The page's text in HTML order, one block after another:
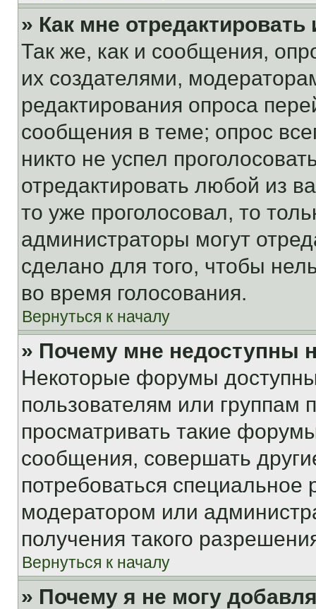
» Как мне
Так же, как и сообщения,
их создателями,
редактирования опроса
сообщения в теме; опрос
никто не успел
отредактировать любой из
то уже проголосовал, то
администраторы могут
сделано для того, чтобы
во время голосования.
Вернуться к началу
» Почему мне недоступны
Некоторые форумы
пользователям или группам
просматривать такие
сообщения, совершать
потребоваться
модератором или
получения такого
Вернуться к началу
» Почему я не могу